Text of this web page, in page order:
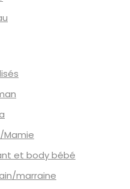
Mamie
et body bébé
marraine